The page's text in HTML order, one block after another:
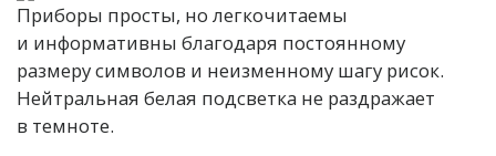
Приборы просты, но легкочитаемы
и информативны благодаря постоянному
размеру символов и неизменному шагу рисок.
Нейтральная белая подсветка не раздражает
в темноте.